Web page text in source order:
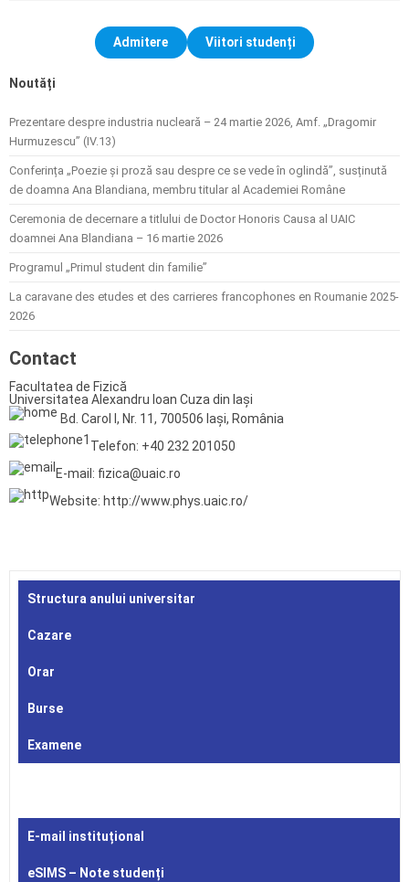
Admitere Viitori studenți
Noutăți
Prezentare despre industria nucleară – 24 martie 2026, Amf. „Dragomir
Hurmuzescu” (IV.13)
Conferința „Poezie și proză sau despre ce se vede în oglindă”, susținută
de doamna Ana Blandiana, membru titular al Academiei Române
Ceremonia de decernare a titlului de Doctor Honoris Causa al UAIC
doamnei Ana Blandiana – 16 martie 2026
Programul „Primul student din familie”
La caravane des etudes et des carrieres francophones en Roumanie 2025-
2026
Contact
Facultatea de Fizică
Universitatea Alexandru Ioan Cuza din Iași
Bd. Carol I, Nr. 11, 700506 Iași, România
Telefon: +40 232 201050
E-mail: fizica@uaic.ro
Website: http://www.phys.uaic.ro/
Structura anului universitar
Cazare
Orar
Burse
Examene
E-mail instituțional
eSIMS – Note studenți